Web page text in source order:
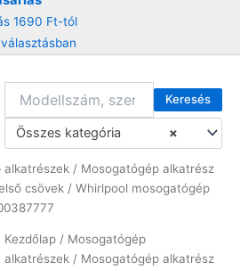
1690 Ft-tól
Keresés
×
Összes kategória
alkatrészek / Mosogatógép alkatrész
csövek / Whirlpool mosogatógép
Kezdőlap / Mosogatógép
alkatrészek / Mosogatógép alkatrész